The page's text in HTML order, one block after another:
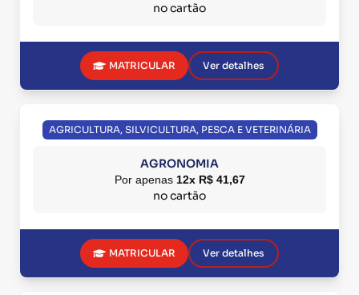
no cartão
MATRICULAR Ver detalhes
AGRICULTURA, SILVICULTURA, PESCA E VETERINÁRIA
AGRONOMIA
Por apenas 12x R$ 41,67
no cartão
MATRICULAR Ver detalhes